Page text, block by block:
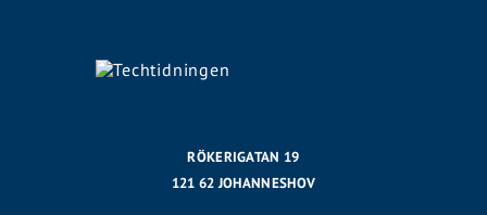
RÖKERIGATAN 19
121 62 JOHANNESHOV